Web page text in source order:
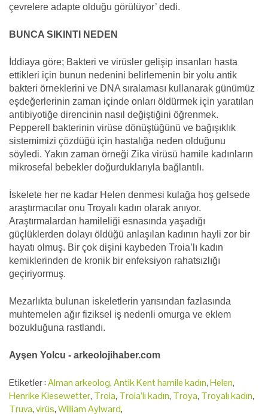
çevrelere adapte olduğu görülüyor’ dedi.
BUNCA SIKINTI NEDEN
İddiaya göre; Bakteri ve virüsler gelişip insanları hasta
ettikleri için bunun nedenini belirlemenin bir yolu antik
bakteri örneklerini ve DNA sıralaması kullanarak günümüz
eşdeğerlerinin zaman içinde onları öldürmek için yaratılan
antibiyotiğe direncinin nasıl değiştiğini öğrenmek.
Pepperell bakterinin virüse dönüştüğünü ve bağışıklık
sistemimizi çözdüğü için hastalığa neden olduğunu
söyledi. Yakın zaman örneği Zika virüsü hamile kadınların
mikrosefal bebekler doğurduklarıyla bağlantılı.
İskelete her ne kadar Helen denmesi kulağa hoş gelsede
araştırmacılar onu Troyalı kadın olarak anıyor.
Araştırmalardan hamileliği esnasında yaşadığı
güçlüklerden dolayı öldüğü anlaşılan kadının hayli zor bir
hayatı olmuş. Bir çok dişini kaybeden Troia’lı kadın
kemiklerinden de kronik bir enfeksiyon rahatsızlığı
geçiriyormuş.
Mezarlıkta bulunan iskeletlerin yarısından fazlasında
muhtemelen ağır fiziksel iş nedenli omurga ve eklem
bozukluğuna rastlandı.
Ayşen Yolcu - arkeolojihaber.com
Etiketler :Alman arkeolog,Antik Kent hamile kadın,Helen,
Henrike Kiesewetter, Troia, Troia’lı kadın, Troya, Troyalı kadın,
Truva,virüs,William Aylward,